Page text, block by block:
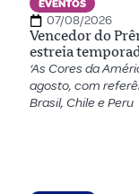
EVENTOS
07/08/2026
Vencedor do
estreia
‘As Cores da
agosto, com
Brasil, Chile e Peru